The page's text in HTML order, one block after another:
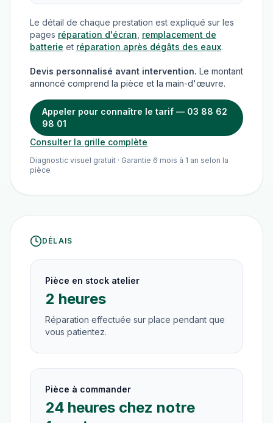
Le détail de chaque prestation est expliqué sur les
pages réparation d'écran remplacement de
batterie et réparation après dégâts des eaux.
Devis personnalisé avant intervention. Le montant
annoncé comprend la pièce et la main-d'œuvre.
Appeler pour connaître le tarif — 03 88 62
98 01
Consulter la grille complète
Diagnostic visuel gratuit · Garantie 6 mois à 1 an selon la
pièce
DÉLAIS
Pièce en stock atelier
2 heures
Réparation effectuée sur place pendant que
vous patientez.
Pièce à commander
24 heures chez notre